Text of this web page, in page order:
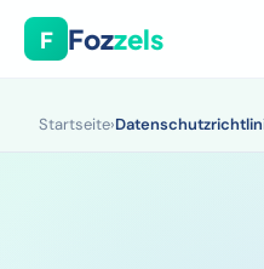
F Fozzels
Startseite›